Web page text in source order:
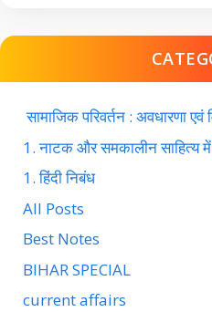
सामाजिक परिवर्तन : अवधारणा एवं
1. नाटक और समकालीन साहित्य
1. हिंदी निबंध
All Posts
Best Notes
BIHAR SPECIAL
current affairs